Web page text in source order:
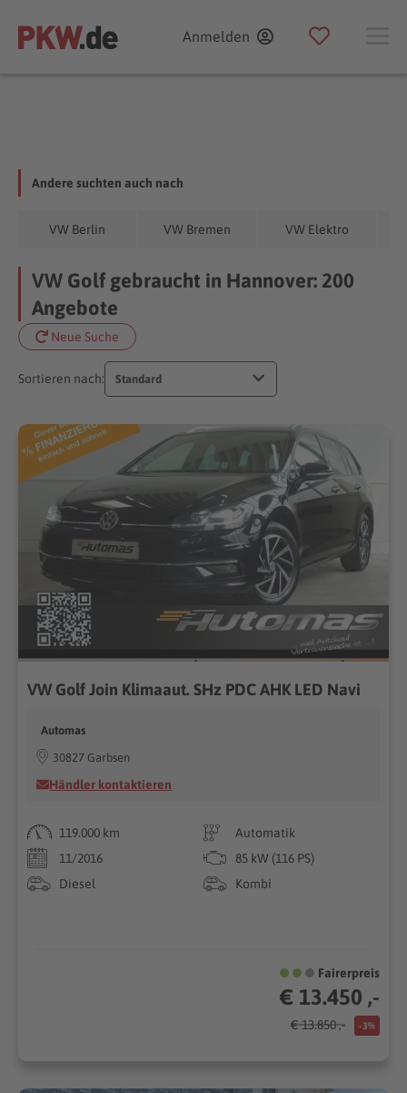
Anmelden
Andere suchten auch nach
VW Berlin VW Bremen VW Elektro
VW Golf gebraucht in Hannover: 200
Angebote
Neue Suche
Sortieren nach: Standard
VW Golf Join Klimaaut. SHz PDC AHK LED Navi
Automas
30827 Garbsen
Händler kontaktieren
119.000 km
Automatik
11/2016
85 kW (116 PS)
Diesel
Kombi
Fairerpreis
€ 13.450 ,-
€ 13.850 ,- -3%